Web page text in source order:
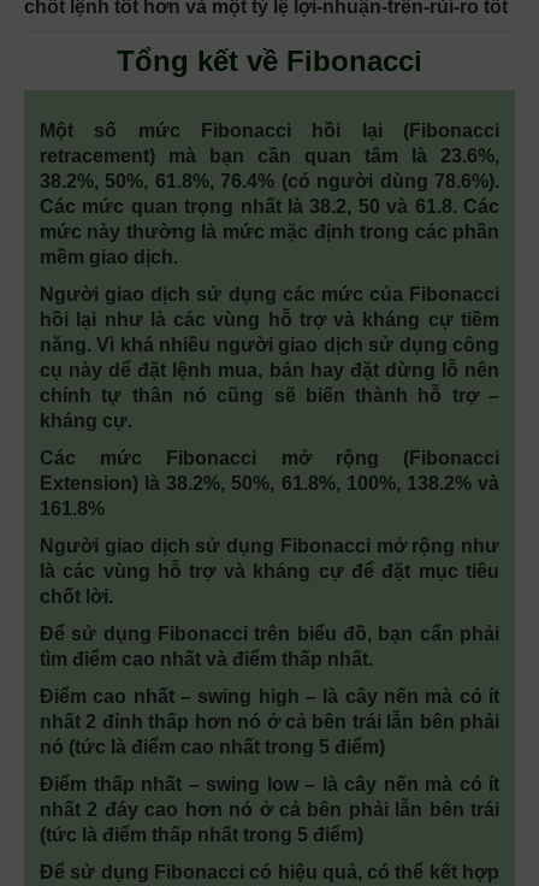
chốt lệnh tốt hơn và một tỷ lệ lợi-nhuận-trên-rủi-ro tốt
Tổng kết về Fibonacci
Một số mức Fibonacci hồi lại (Fibonacci
retracement) mà bạn cần quan tâm là 23.6%,
38.2%, 50%, 61.8%, 76.4% (có người dùng 78.6%).
Các mức quan trọng nhất là 38.2, 50 và 61.8. Các
mức này thường là mức mặc định trong các phần
mềm giao dịch.
Người giao dịch sử dụng các mức của Fibonacci
hồi lại như là các vùng hỗ trợ và kháng cự tiềm
năng. Vì khá nhiều người giao dịch sử dụng công
cụ này dể đặt lệnh mua, bán hay đặt dừng lỗ nên
chính tự thân nó cũng sẽ biến thành hỗ trợ –
kháng cự.
Các mức Fibonacci mở rộng (Fibonacci
Extension) là 38.2%, 50%, 61.8%, 100%, 138.2% và
161.8%
Người giao dịch sử dụng Fibonacci mở rộng như
là các vùng hỗ trợ và kháng cự để đặt mục tiêu
chốt lời.
Để sử dụng Fibonacci trên biểu đồ, bạn cẩn phải
tìm điểm cao nhất và điểm thấp nhất.
Điểm cao nhất – swing high – là cây nến mà có ít
nhất 2 đỉnh thấp hơn nó ở cả bên trái lẫn bên phải
nó (tức là điểm cao nhất trong 5 điểm)
Điểm thấp nhất – swing low – là cây nến mà có ít
nhất 2 đáy cao hơn nó ở cả bên phải lẫn bên trái
(tức là điểm thấp nhất trong 5 điểm)
Để sử dụng Fibonacci có hiệu quả, có thể kết hợp